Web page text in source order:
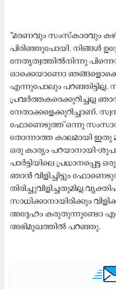
‘‘മരണവും സംസ്‌കാരവും
പിരിഞ്ഞുപോയി. നിങ്ങൾ
നേതൃത്വത്തിൽനിന്നു
ഓക്കെയാണോ ഞങ്ങളൊക്കെ
എന്നുപോലും
പ്രവർത്തകരെക്കുറിച്ചല്ല
നേതാക്കളെക്കുറിച്ചാണ്.
ഫോണെടുത്ത് ഒന്നു
തോന്നാത്ത കാലമായി ഇതു
ഒരു കാര്യം പറയാനായി-
പാർട്ടിയിലെ
ഞാൻ വിളിച്ചിട്ടും
സാധിക്കാനായിരിക്കും
അദ്ദേഹം കരുതുന്നുണ്ടോ
അഭിമുഖത്തിൽ പറഞ്ഞു.